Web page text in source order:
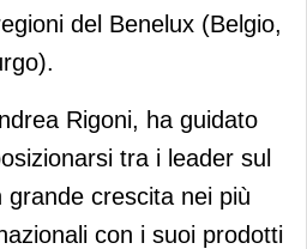
del Benelux (Belgio,
Rigoni, ha guidato
tra i leader sul
crescita nei più
con i suoi prodotti